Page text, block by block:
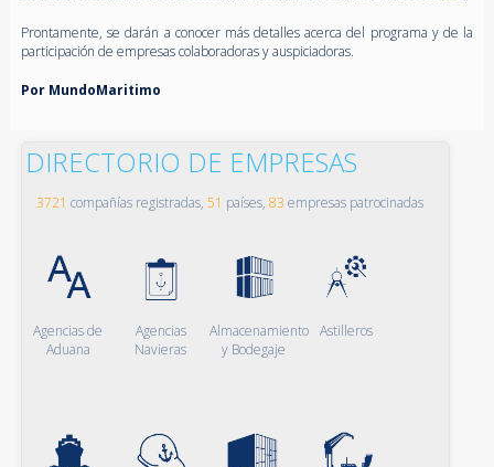
Prontamente,se darán a conocer más detalles acerca del programa y de la
participación de empresas colaboradoras y auspiciadoras.
Por MundoMaritimo
DIRECTORIO DE EMPRESAS
3721 compañías registradas, 51 países, 83 empresas patrocinadas
Agencias de
Aduana
Agencias
Navieras
Almacenamiento
y Bodegaje
Astilleros